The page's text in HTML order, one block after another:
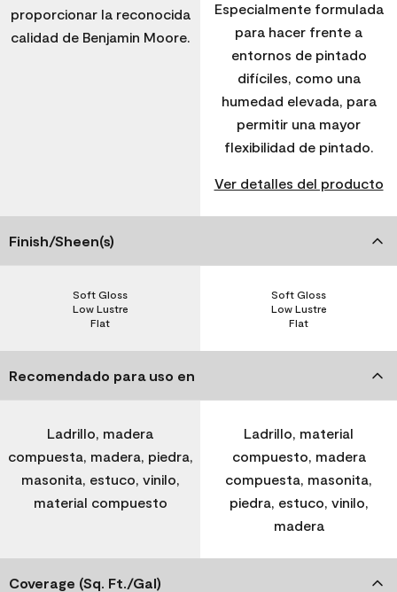
proporcionar la reconocida
calidad de Benjamin Moore.
Especialmente formulada
para hacer frente a
entornos de pintado
difíciles, como una
humedad elevada, para
permitir una mayor
flexibilidad de pintado.
Ver detalles del producto
Finish/Sheen(s)
Flat
Low Lustre
Soft Gloss
Flat
Low Lustre
Soft Gloss
Recomendado para uso en
Ladrillo, madera
compuesta, madera, piedra,
masonita, estuco, vinilo,
material compuesto
Ladrillo, material
compuesto, madera
compuesta, masonita,
piedra, estuco, vinilo,
madera
Coverage (Sq. Ft./Gal)